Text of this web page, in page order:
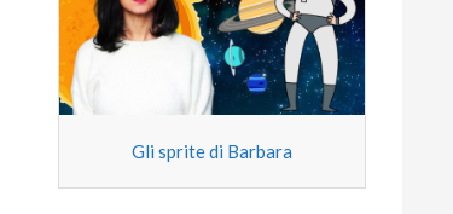
Gli sprite di Barbara